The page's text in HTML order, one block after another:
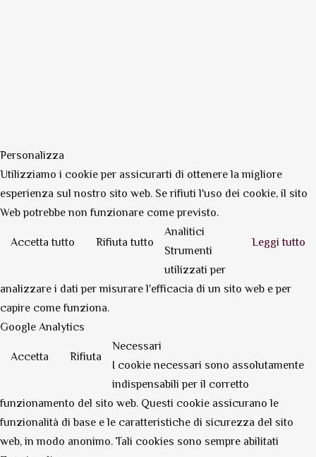
Personalizza
Utilizziamo i cookie per assicurarti di ottenere la migliore
esperienza sul nostro sito web. Se rifiuti l'uso dei cookie, il sito
Web potrebbe non funzionare come previsto.
Accetta tutto Rifiuta tutto Leggi tutto
Analitici
Strumenti
utilizzati per
analizzare i dati per misurare l'efficacia di un sito web e per
capire come funziona.
Google Analytics
Accetta Rifiuta
Necessari
I cookie necessari sono assolutamente
indispensabili per il corretto
funzionamento del sito web. Questi cookie assicurano le
funzionalità di base e le caratteristiche di sicurezza del sito
web, in modo anonimo. Tali cookies sono sempre abilitati